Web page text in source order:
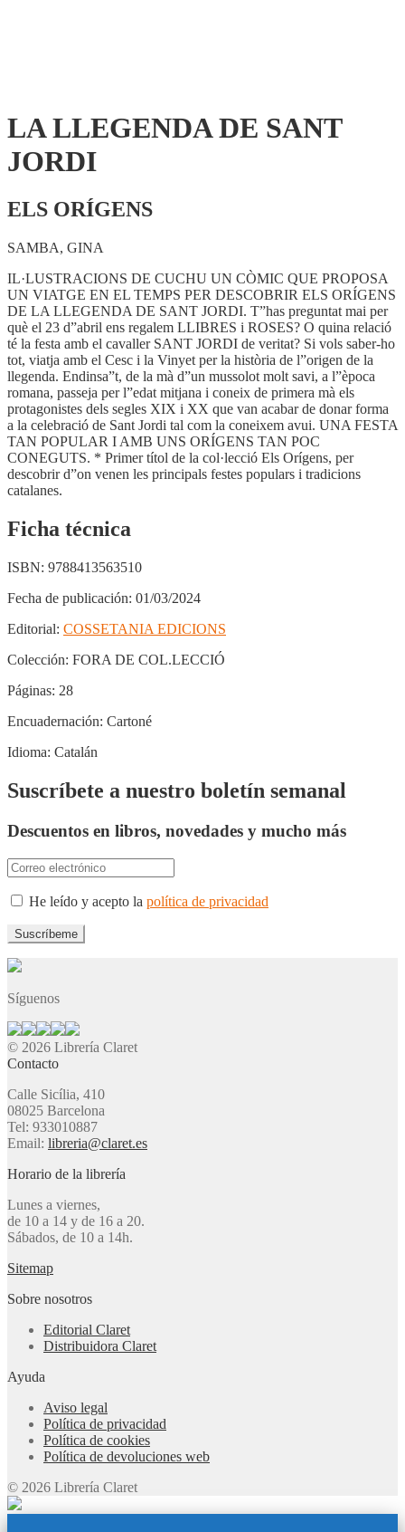
LA LLEGENDA DE SANT
JORDI
ELS ORÍGENS
SAMBA, GINA
IL·LUSTRACIONS DE CUCHU UN CÒMIC QUE PROPOSA
UN VIATGE EN EL TEMPS PER DESCOBRIR ELS ORÍGENS
DE LA LLEGENDA DE SANT JORDI. T”has preguntat mai per
què el 23 d”abril ens regalem LLIBRES i ROSES? O quina relació
té la festa amb el cavaller SANT JORDI de veritat? Si vols saber-ho
tot, viatja amb el Cesc i la Vinyet per la història de l”origen de la
llegenda. Endinsa”t, de la mà d”un mussolot molt savi, a l”època
romana, passeja per l”edat mitjana i coneix de primera mà els
protagonistes dels segles XIX i XX que van acabar de donar forma
a la celebració de Sant Jordi tal com la coneixem avui. UNA FESTA
TAN POPULAR I AMB UNS ORÍGENS TAN POC
CONEGUTS. * Primer títol de la col·lecció Els Orígens, per
descobrir d”on venen les principals festes populars i tradicions
catalanes.
Ficha técnica
ISBN: 9788413563510
Fecha de publicación: 01/03/2024
Editorial: COSSETANIA EDICIONS
Colección: FORA DE COL.LECCIÓ
Páginas: 28
Encuadernación: Cartoné
Idioma: Catalán
Suscríbete a nuestro boletín semanal
Descuentos en libros, novedades y mucho más
He leído y acepto la política de privacidad
Síguenos
© 2026 Librería Claret
Contacto
Calle Sicília, 410
08025 Barcelona
Tel: 933010887
Email: libreria@claret.es
Horario de la librería
Lunes a viernes,
de 10 a 14 y de 16 a 20.
Sábados, de 10 a 14h.
Sitemap
Sobre nosotros
Editorial Claret
Distribuidora Claret
Ayuda
Aviso legal
Política de privacidad
Política de cookies
Política de devoluciones web
© 2026 Librería Claret